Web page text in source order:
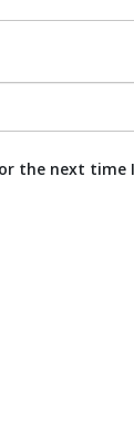
the next time